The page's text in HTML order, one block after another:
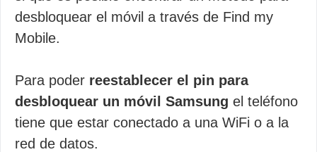
desbloquear el móvil a través de Find my
Mobile.
Para poder reestablecer el pin para
desbloquear un móvil Samsung el teléfono
tiene que estar conectado a una WiFi o a la
red de datos.